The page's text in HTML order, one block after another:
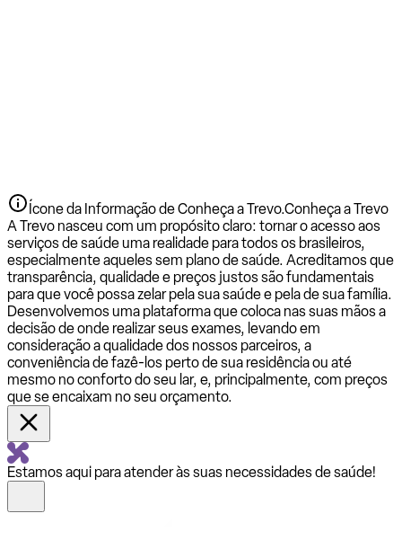
Ícone da Informação de Conheça a Trevo.Conheça a Trevo
A Trevo nasceu com um propósito claro: tornar o acesso aos
serviços de saúde uma realidade para todos os brasileiros,
especialmente aqueles sem plano de saúde. Acreditamos que
transparência, qualidade e preços justos são fundamentais
para que você possa zelar pela sua saúde e pela de sua família.
Desenvolvemos uma plataforma que coloca nas suas mãos a
decisão de onde realizar seus exames, levando em
consideração a qualidade dos nossos parceiros, a
conveniência de fazê-los perto de sua residência ou até
mesmo no conforto do seu lar, e, principalmente, com preços
que se encaixam no seu orçamento.
Estamos aqui para atender às suas necessidades de saúde!